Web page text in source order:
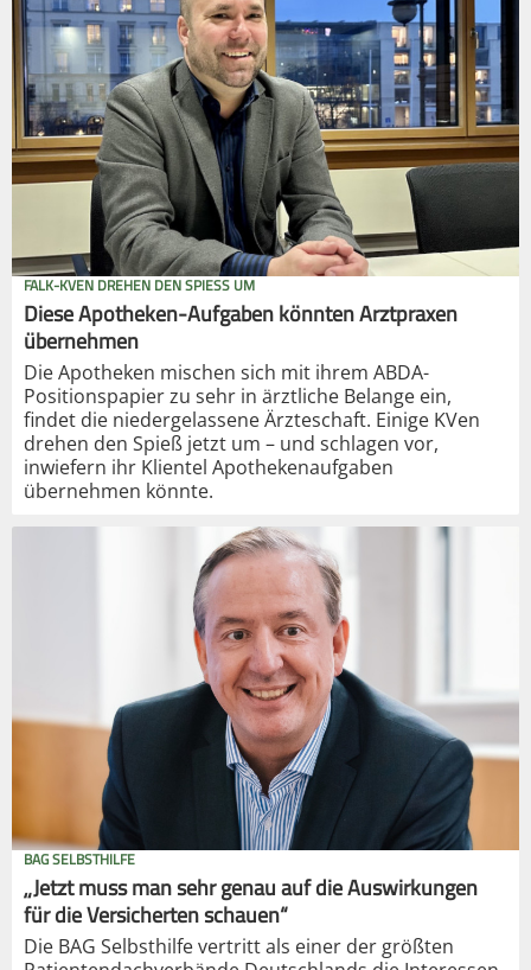
FALK-KVEN DREHEN DEN SPIESS UM
Diese Apotheken-Aufgaben könnten Arztpraxen
übernehmen
Die Apotheken mischen sich mit ihrem ABDA-
Positionspapier zu sehr in ärztliche Belange ein,
findet die niedergelassene Ärzteschaft. Einige KVen
drehen den Spieß jetzt um – und schlagen vor,
inwiefern ihr Klientel Apothekenaufgaben
übernehmen könnte.
BAG SELBSTHILFE
„Jetzt muss man sehr genau auf die Auswirkungen
für die Versicherten schauen“
Die BAG Selbsthilfe vertritt als einer der größten